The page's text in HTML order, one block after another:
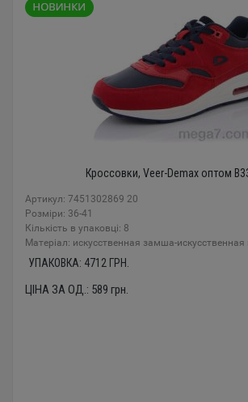
Кроссовки, Veer-Demax оптом
Артикул: 7451302869 20
Розміри: 36-41
Кількість в упаковці: 8
Mатеріал: искусственная замша-
УПАКОВКА: 4712 ГРН.
ЦІНА ЗА ОД.: 589 грн.